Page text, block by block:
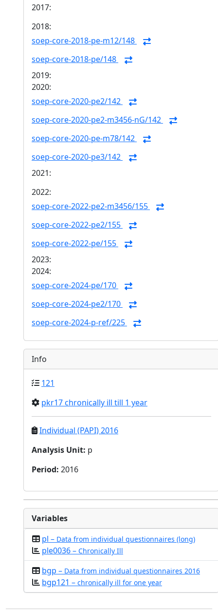
2017:
2018:
soep-core-2018-pe-m12/148
soep-core-2018-pe/148
2019:
2020:
soep-core-2020-pe2/142
soep-core-2020-pe2-m3456-nG/142
soep-core-2020-pe-m78/142
soep-core-2020-pe3/142
2021:
2022:
soep-core-2022-pe2-m3456/155
soep-core-2022-pe2/155
soep-core-2022-pe/155
2023:
2024:
soep-core-2024-pe/170
soep-core-2024-pe2/170
soep-core-2024-p-ref/225
Info
121
pkr17 chronically ill till 1 year
Individual (PAPI) 2016
Analysis Unit: p
Period: 2016
Variables
pl – Data from individual questionnaires (long)
ple0036 – Chronically Ill
bgp – Data from individual questionnaires 2016
bgp121 – chronically ill for one year